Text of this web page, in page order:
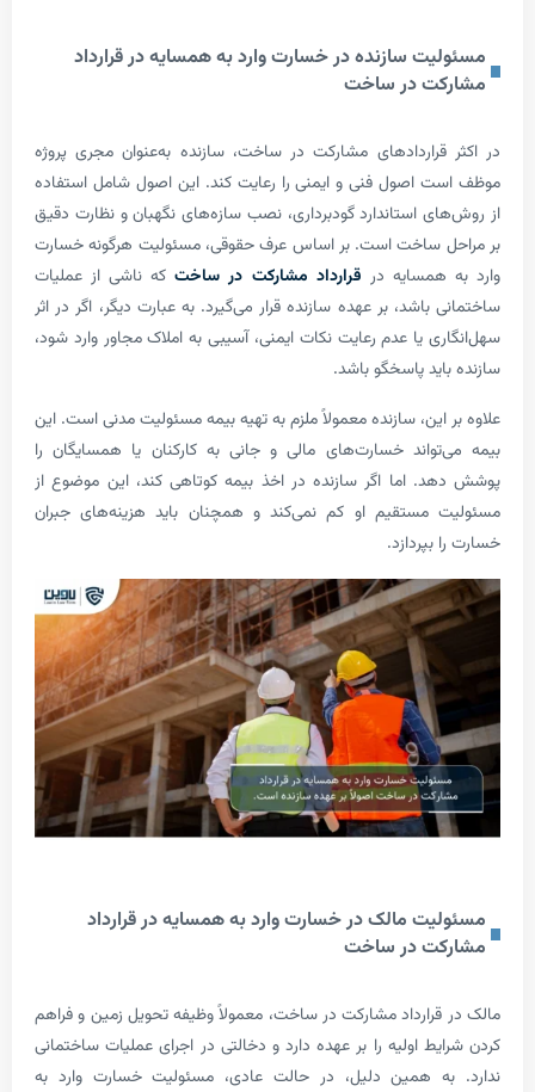
سازنده در خسارت وارد به همسایه در قرارداد
در ساخت
مشارکت در ساخت، سازنده به‌عنوان مجری پروژه
اصول فنی و ایمنی را رعایت کند. این اصول شامل استفاده
استاندارد گودبرداری، نصب سازه‌های نگهبان و نظارت دقیق
ساخت است. بر اساس عرف حقوقی، مسئولیت هرگونه خسارت
همسایه در قرارداد مشارکت در ساخت که ناشی از عملیات
باشد، بر عهده سازنده قرار می‌گیرد. به عبارت دیگر، اگر در اثر
یا عدم رعایت نکات ایمنی، آسیبی به املاک مجاور وارد شود،
پاسخگو باشد.
این، سازنده معمولاً ملزم به تهیه بیمه مسئولیت مدنی است. این
خسارت‌های مالی و جانی به کارکنان یا همسایگان را
اما اگر سازنده در اخذ بیمه کوتاهی کند، این موضوع از
مستقیم او کم نمی‌کند و همچنان باید هزینه‌های جبران
مالک در خسارت وارد به همسایه در قرارداد
در ساخت
مشارکت در ساخت، معمولاً وظیفه تحویل زمین و فراهم
اولیه را بر عهده دارد و دخالتی در اجرای عملیات ساختمانی
همین دلیل، در حالت عادی، مسئولیت خسارت وارد به